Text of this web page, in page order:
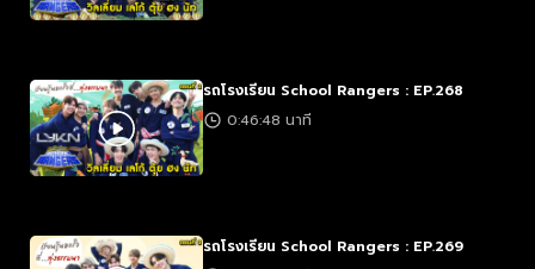
รถโรงเรียน School Rangers : EP.268
0:46:48 นาที
รถโรงเรียน School Rangers : EP.269